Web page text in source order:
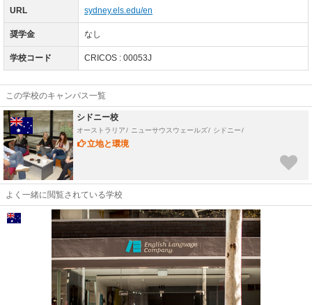
URL sydney.els.edu/en
奨学金 なし
学校コード CRICOS : 00053J
この学校のキャンパス一覧
シドニー校
オーストラリア ニューサウスウェールズ シドニー
立地と環境
表示しない
よく一緒に閲覧されている学校